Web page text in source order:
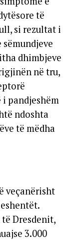
të
si rezultat i
dhimbjeve
në tru,
i pandjeshëm
ndoshta
të mëdha
veçanërisht
Dresdenit,
3.000